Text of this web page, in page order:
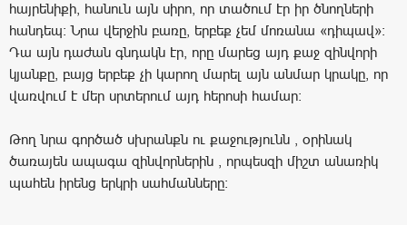
հայրենիքի, հանուն այն սիրո, որ տածում էր իր ծնողների
հանդեպ: Նրա վերջին բառը, երբեք չեմ մոռանա «դիպավ»:
Դա այն դաժան գնդակն էր, որը մարեց այդ քաջ զինվորի
կյանքը, բայց երբեք չի կարող մարել այն անմար կրակը, որ
վառվում է մեր սրտերում այդ հերոսի համար:
Թող նրա գործած սխրանքն ու քաջությունն , օրինակ
ծառայեն ապագա զինվորներին , որպեսզի միշտ անառիկ
պահեն իրենց երկրի սահմանները: